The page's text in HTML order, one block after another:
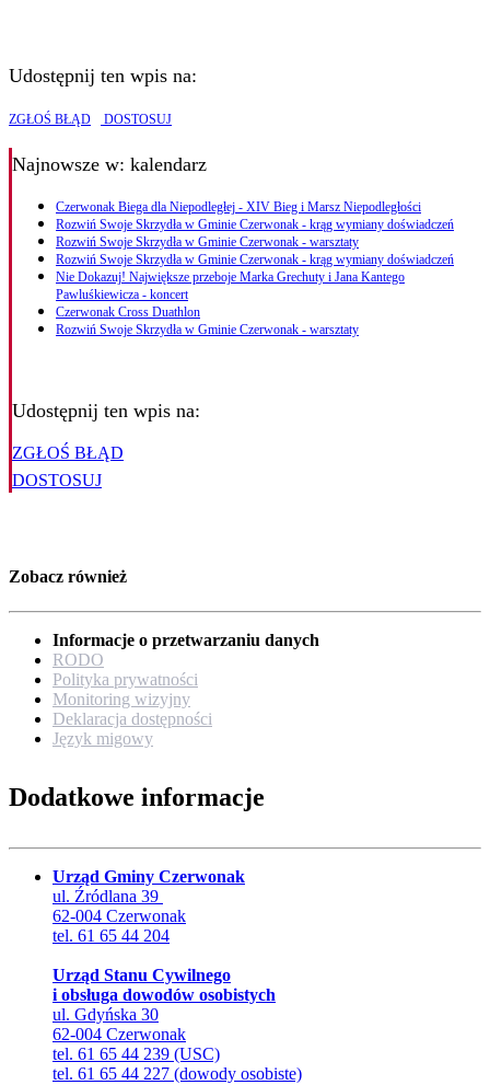
Udostępnij ten wpis na:
ZGŁOŚ BŁĄD DOSTOSUJ
Najnowsze w: kalendarz
Czerwonak Biega dla Niepodległej - XIV Bieg i Marsz Niepodległości
Rozwiń Swoje Skrzydła w Gminie Czerwonak - krąg wymiany doświadczeń
Rozwiń Swoje Skrzydła w Gminie Czerwonak - warsztaty
Rozwiń Swoje Skrzydła w Gminie Czerwonak - krąg wymiany doświadczeń
Nie Dokazuj! Największe przeboje Marka Grechuty i Jana Kantego
Pawluśkiewicza - koncert
Czerwonak Cross Duathlon
Rozwiń Swoje Skrzydła w Gminie Czerwonak - warsztaty
Udostępnij ten wpis na:
ZGŁOŚ BŁĄD
DOSTOSUJ
Zobacz również
Informacje o przetwarzaniu danych
RODO
Polityka prywatności
Monitoring wizyjny
Deklaracja dostępności
Język migowy
Dodatkowe informacje
Urząd Gminy Czerwonak
ul. Źródlana 39
62-004 Czerwonak
tel. 61 65 44 204
Urząd Stanu Cywilnego
i obsługa dowodów osobistych
ul. Gdyńska 30
62-004 Czerwonak
tel. 61 65 44 239 (USC)
tel. 61 65 44 227 (dowody osobiste)